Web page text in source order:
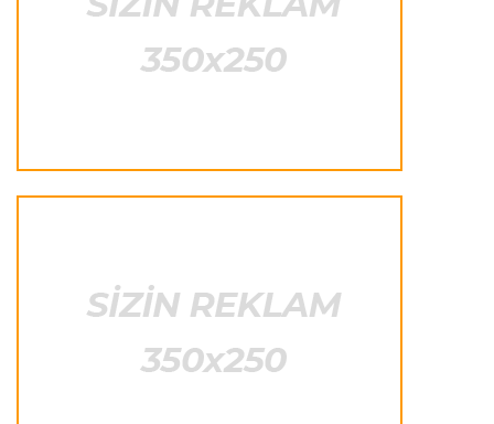
İtaliya S.A. 22:26 09.08.2026
pəncərəsinin bağlanması absurddur”
“Komo” “Çelsi”nin müdafiəçisini transfer etdi
22:10 09.08.2026
“Real”ın futbolçusu İngiltərəyə getməkdən